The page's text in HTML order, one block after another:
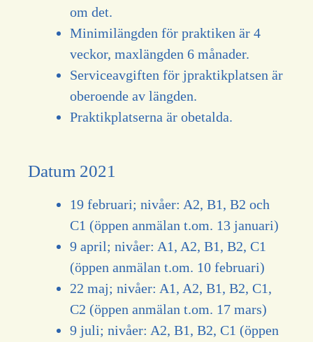
om det.
Minimilängden för praktiken är 4
veckor, maxlängden 6 månader.
Serviceavgiften för jpraktikplatsen är
oberoende av längden.
Praktikplatserna är obetalda.
Datum 2021
19 februari; nivåer: A2, B1, B2 och
C1 (öppen anmälan t.om. 13 januari)
9 april; nivåer: A1, A2, B1, B2, C1
(öppen anmälan t.om. 10 februari)
22 maj; nivåer: A1, A2, B1, B2, C1,
C2 (öppen anmälan t.om. 17 mars)
9 juli; nivåer: A2, B1, B2, C1 (öppen